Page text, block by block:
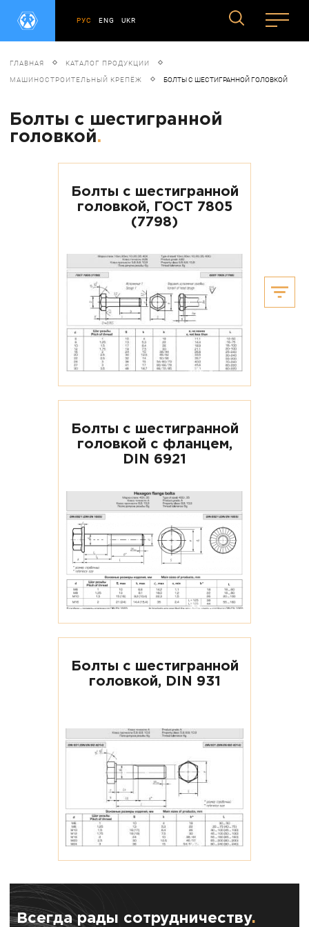
РУС ENG UKR
ГЛАВНАЯ КАТАЛОГ ПРОДУКЦИИ
МАШИНОСТРОИТЕЛЬНЫЙ КРЕПЁЖ БОЛТЫ С ШЕСТИГРАННОЙ ГОЛОВКОЙ
Болты с шестигранной
головкой.
Болты с шестигранной
головкой, ГОСТ 7805
(7798)
Болты с шестигранной
головкой с фланцем,
DIN 6921
Болты с шестигранной
головкой, DIN 931
Всегда рады сотрудничеству.